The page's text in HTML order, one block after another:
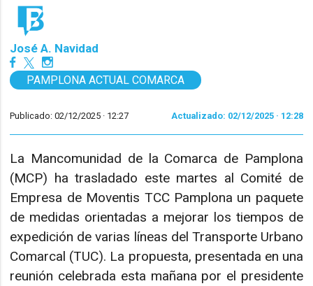
José A. Navidad
PAMPLONA ACTUAL COMARCA
Publicado: 02/12/2025 · 12:27 Actualizado: 02/12/2025 · 12:28
La Mancomunidad de la Comarca de Pamplona
(MCP) ha trasladado este martes al Comité de
Empresa de Moventis TCC Pamplona un paquete
de medidas orientadas a mejorar los tiempos de
expedición de varias líneas del Transporte Urbano
Comarcal (TUC). La propuesta, presentada en una
reunión celebrada esta mañana por el presidente